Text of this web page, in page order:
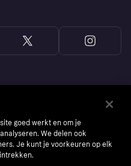
goed werkt en om je
We delen ook
Je kunt je voorkeuren op elk